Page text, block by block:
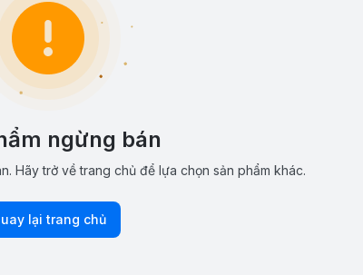
ngừng bán
Hãy trở về trang chủ để lựa chọn sản phẩm khác.
lại trang chủ